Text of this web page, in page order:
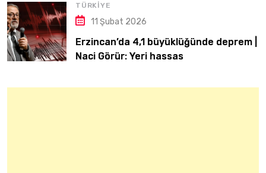
TÜRKIYE
11 Şubat 2026
Erzincan’da 4,1 büyüklüğünde deprem |
Naci Görür: Yeri hassas